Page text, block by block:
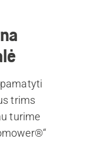
trims
turime